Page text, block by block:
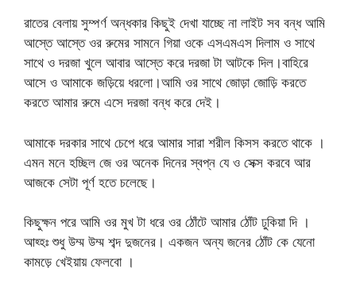
রাতের বেলায় সুম্পর্ণ অন্ধকার কিছুই দেখা যাচ্ছে না লাইট সব বন্ধ আমি
আস্তে আস্তে ওর রুমের সামনে গিয়া ওকে এসএমএস দিলাম ও সাথে
সাথে ও দরজা খুলে আবার আস্তে করে দরজা টা আটকে দিল।বাহিরে
আসে ও আমাকে জড়িয়ে ধরলো।আমি ওর সাথে জোড়া জোড়ি করতে
করতে আমার রুমে এসে দরজা বন্ধ করে দেই।
আমাকে দরকার সাথে চেপে ধরে আমার সারা শরীল কিসস করতে থাকে ।
এমন মনে হচ্ছিল জে ওর অনেক দিনের স্বপ্ন যে ও সেক্স করবে আর
আজকে সেটা পূর্ণ হতে চলেছে।
কিছুক্ষন পরে আমি ওর মুখ টা ধরে ওর ঠোঁটে আমার ঠোঁট ঢুকিয়া দি ।
আহ্হঃ শুধু উম্ম উম্ম শব্দ দুজনের। একজন অন্য জনের ঠোঁট কে যেনো
কামড়ে খেইয়ায় ফেলবো ।